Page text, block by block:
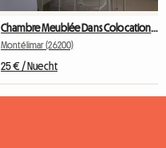
Montélimar (26200)
25 € / Nuecht